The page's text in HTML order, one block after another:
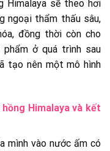
Himalaya sẽ theo hơi
ngoại thẩm thấu sâu,
đồng thời còn cho
ở quá trình sau
tạo nên một mô hình
Himalaya và kết
mình vào nước ấm có